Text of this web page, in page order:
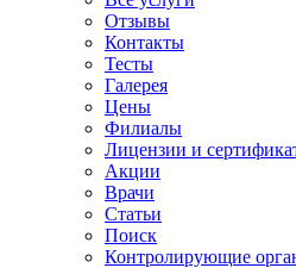
Отзывы
Контакты
Тесты
Галерея
Цены
Филиалы
Лицензии и
Акции
Врачи
Статьи
Поиск
Контролирующие